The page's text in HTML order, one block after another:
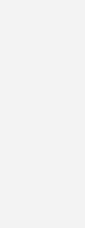
sucht einen
dafür notwendigen
Dies habe zur